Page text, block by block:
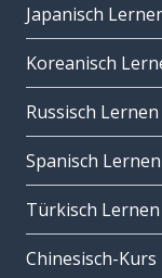
Japanisch
Koreanisch
Russisch Lernen
Spanisch Lernen
Türkisch Lernen
Chinesisch-Kurs